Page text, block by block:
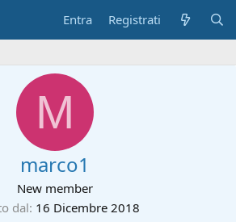
Entra Registrati
M
marco1
New member
dal 16 Dicembre 2018